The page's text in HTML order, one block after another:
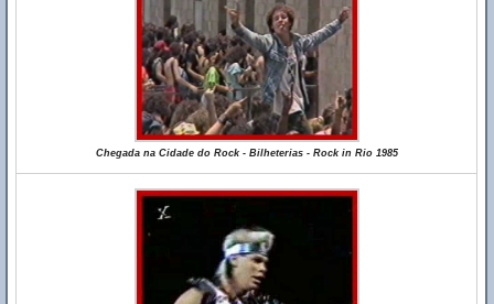
Chegada na Cidade do Rock - Bilheterias - Rock in Rio 1985